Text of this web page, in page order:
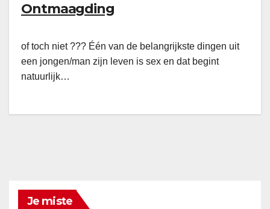
Ontmaagding
of toch niet ??? Één van de belangrijkste dingen uit
een jongen/man zijn leven is sex en dat begint
natuurlijk…
Je miste